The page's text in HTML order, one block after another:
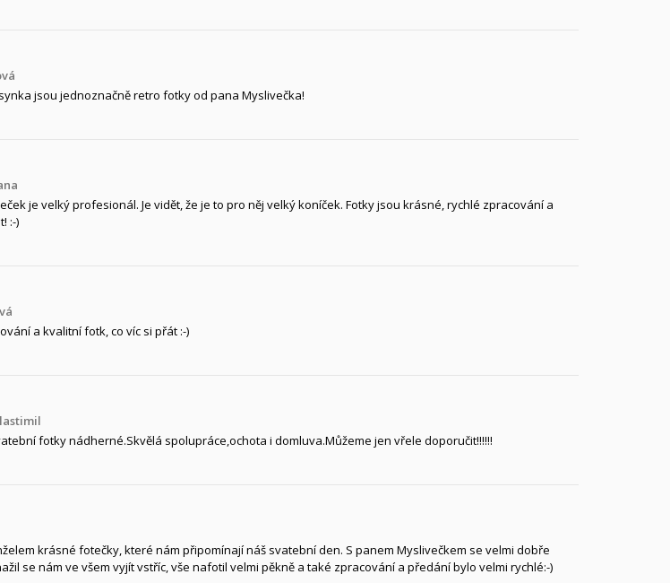
jsou jednoznačně retro fotky od pana Myslivečka!
je velký profesionál. Je vidět, že je to pro něj velký koníček. Fotky jsou krásné, rychlé zpracování a
:-)
a kvalitní fotk, co víc si přát :-)
fotky nádherné.Skvělá spolupráce,ochota i domluva.Můžeme jen vřele doporučit!!!!!!
krásné fotečky, které nám připomínají náš svatební den. S panem Myslivečkem se velmi dobře
se nám ve všem vyjít vstříc, vše nafotil velmi pěkně a také zpracování a předání bylo velmi rychlé:-)